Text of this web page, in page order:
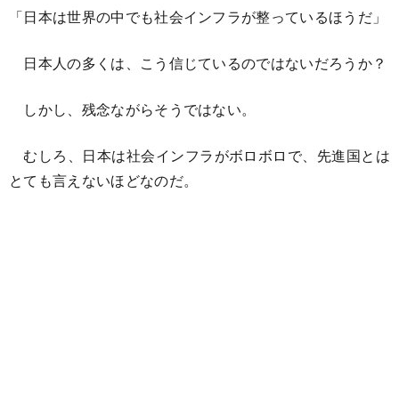
「日本は世界の中でも社会インフラが整っているほうだ」
日本人の多くは、こう信じているのではないだろうか？
しかし、残念ながらそうではない。
むしろ、日本は社会インフラがボロボロで、先進国とは
とても言えないほどなのだ。